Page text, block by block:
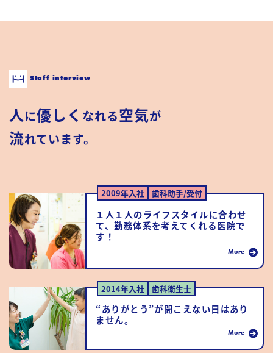
Staff interview
人に優しく なれる空気が
流れています。
2009年入社 歯科助手/受付
１人１人のライフスタイルに合わせ
て、勤務体系を考えてくれる医院で
す！
More
2014年入社 歯科衛生士
“ありがとう”が聞こえない日はあり
ません。
More